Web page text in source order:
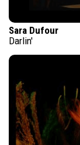
Sara Dufour
Darlin'